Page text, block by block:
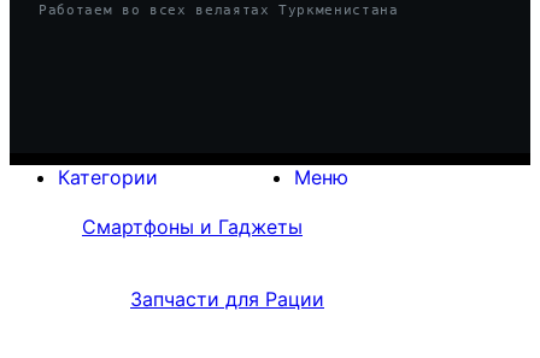
Работаем во всех велаятах Туркменистана
Меню
Категории
Смартфоны и Гаджеты
Запчасти для Рации